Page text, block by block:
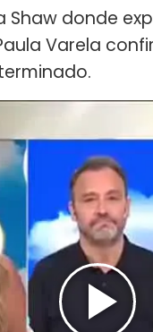
Shaw donde
Varela